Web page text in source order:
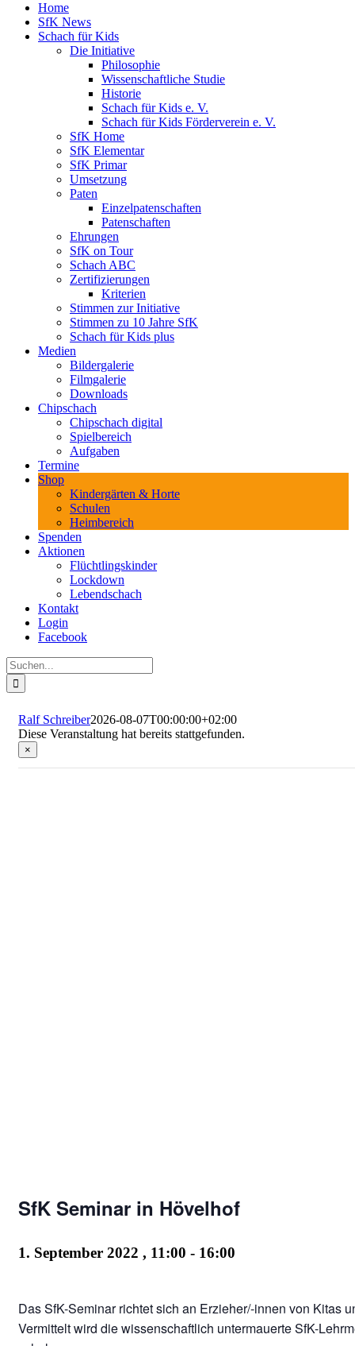
Home
SfK News
Schach für Kids
Die Initiative
Philosophie
Wissenschaftliche Studie
Historie
Schach für Kids e. V.
Schach für Kids Förderverein e. V.
SfK Home
SfK Elementar
SfK Primar
Umsetzung
Paten
Einzelpatenschaften
Patenschaften
Ehrungen
SfK on Tour
Schach ABC
Zertifizierungen
Kriterien
Stimmen zur Initiative
Stimmen zu 10 Jahre SfK
Schach für Kids plus
Medien
Bildergalerie
Filmgalerie
Downloads
Chipschach
Chipschach digital
Spielbereich
Aufgaben
Termine
Shop
Kindergärten & Horte
Schulen
Heimbereich
Spenden
Aktionen
Flüchtlingskinder
Lockdown
Lebendschach
Kontakt
Login
Facebook
Suche
nach:
Ralf Schreiber2026-08-07T00:00:00+02:00
Diese Veranstaltung hat bereits stattgefunden.
×
SfK Seminar in Hövelhof
1. September 2022 , 11:00 - 16:00
Das SfK-Seminar richtet sich an Erzieher/-innen von Kitas
Vermittelt wird die wissenschaftlich untermauerte SfK-